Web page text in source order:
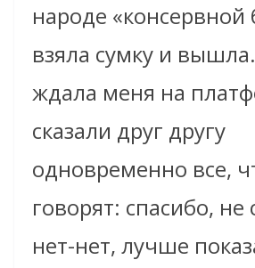
народе «консервной
взяла сумку и
ждала меня на
сказали друг другу
одновременно все,
говорят: спасибо, не
нет-нет, лучше